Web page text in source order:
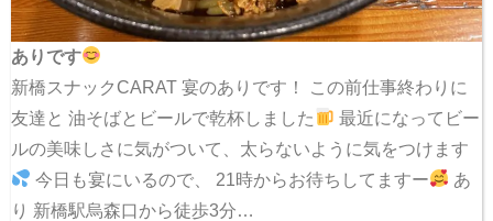
ありです
新橋スナックCARAT 宴のありです！ この前仕事終わりに
友達と 油そばとビールで乾杯しました
最近になってビー
ルの美味しさに気がついて、太らないように気をつけます
今日も宴にいるので、 21時からお待ちしてますー
あ
り 新橋駅烏森口から徒歩3分…